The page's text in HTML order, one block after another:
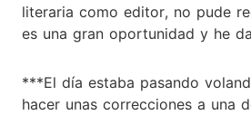
literaria como editor, no pude
es una gran oportunidad y he
***El día estaba pasando
hacer unas correcciones a una